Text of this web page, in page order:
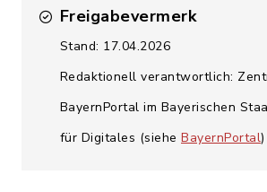
Freigabevermerk
Stand: 17.04.2026
Redaktionell verantwortlich:
BayernPortal im Bayerischen
für Digitales (siehe BayernPortal)